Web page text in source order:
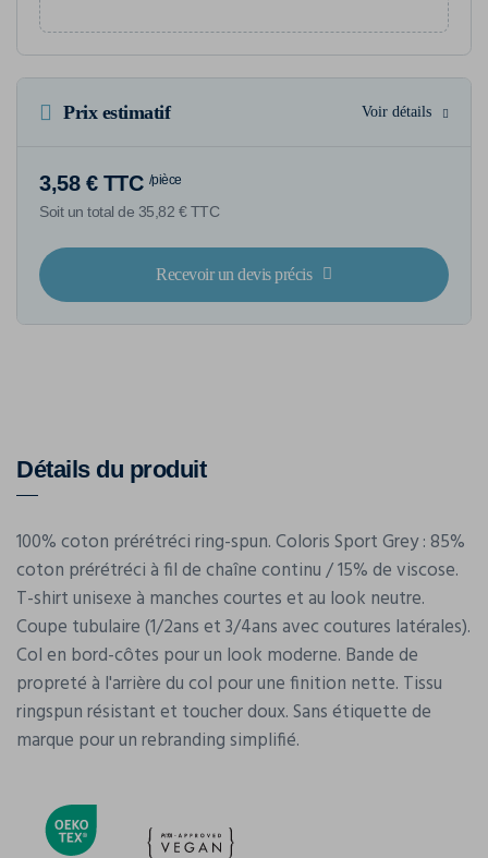
Prix estimatif Voir détails
3,58 € TTC /pièce
Soit un total de 35,82 € TTC
Recevoir un devis précis
Détails du produit
100% coton prérétréci ring-spun. Coloris Sport Grey : 85%
coton prérétréci à fil de chaîne continu / 15% de viscose.
T-shirt unisexe à manches courtes et au look neutre.
Coupe tubulaire (1/2ans et 3/4ans avec coutures latérales).
Col en bord-côtes pour un look moderne. Bande de
propreté à l'arrière du col pour une finition nette. Tissu
ringspun résistant et toucher doux. Sans étiquette de
marque pour un rebranding simplifié.